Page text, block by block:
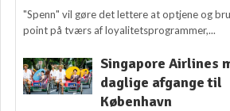
"Spenn" vil gøre det lettere at optjene og
point på tværs af loyalitetsprogrammer,...
Singapore Airlines
daglige afgange til
København